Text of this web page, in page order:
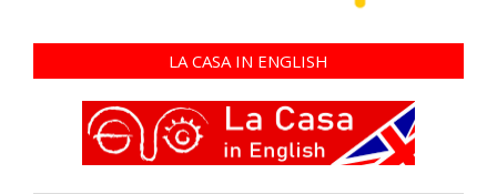
LA CASA IN ENGLISH